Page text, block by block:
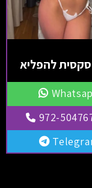
סקסית להפליא
972-